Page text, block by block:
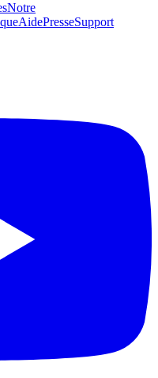
Notre
AidePresseSupport